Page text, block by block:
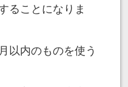
ることになりま
以内のものを使う